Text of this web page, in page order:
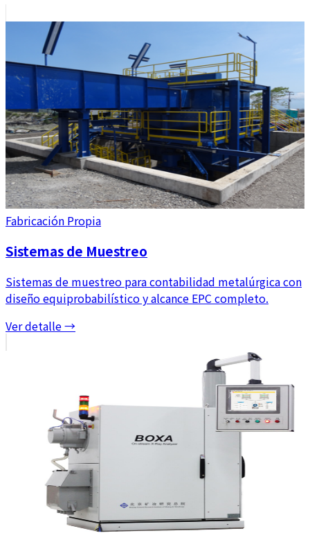
Fabricación Propia
Sistemas de Muestreo
Sistemas de muestreo para contabilidad metalúrgica con
diseño equiprobabilístico y alcance EPC completo.
Ver detalle →